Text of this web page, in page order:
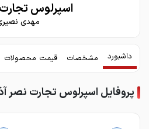
اسپرلوس
مهدی
داشبورد مشخصات قیمت محصولات
پروفایل اسپرلوس تجارت نصر